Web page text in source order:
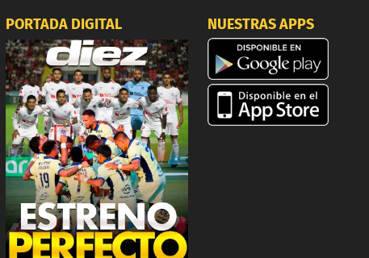
PORTADA DIGITAL NUESTRAS APPS